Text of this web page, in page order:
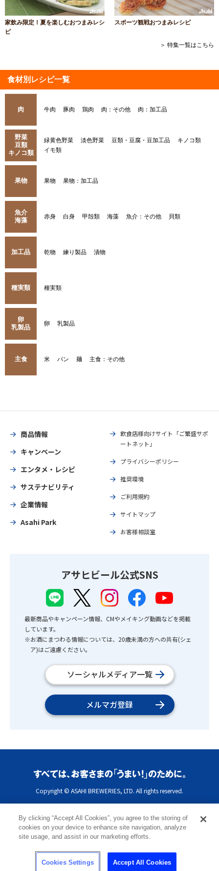
家飲み限定！夏を楽しむおつまみレシ
ピ
スポーツ観戦おつまみレシピ
＞ 特集一覧はこちら
食材別レシピ一覧
肉 牛肉 豚肉 鶏肉 肉：その他 肉：加工品
野菜
豆類
キノコ類
緑黄色野菜 淡色野菜 豆類・豆腐・豆加工品
キノコ類
イモ類
果物 果物 果物：加工品
魚介
海藻
赤身 白身 甲殻類 海藻 魚介：その他 貝類
加工品 乾物 練り製品 漬物
種実類 種実類
卵
乳製品
卵 乳製品
主食 米 パン 麺 主食：その他
商品情報
キャンペーン
エンタメ・レシピ
サステナビリティ
企業情報
Asahi Park
飲食店様向けサイト「ご繁盛サポ
ートネット」
プライバシーポリシー
推奨環境
ご利用規約
サイトマップ
お客様相談室
アサヒビール公式SNS
最新商品やキャンペーン情報、CMやメイキング動画などを掲載
しています。
※お酒にまつわる情報については、20歳未満の方への共有(シェ
ア)はご遠慮ください。
ソーシャルメディア一覧
メルマガ登録
Copyright © ASAHI BREWERIES, LTD. All rights reserved.
By clicking “Accept All Cookies”, you agree to the storing of
cookies on your device to enhance site navigation, analyze
site usage, and assist in our marketing efforts.
Cookies Settings Accept All Cookies